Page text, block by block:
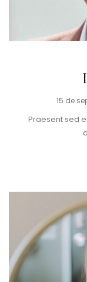
Posted
15 de
Praesent sed